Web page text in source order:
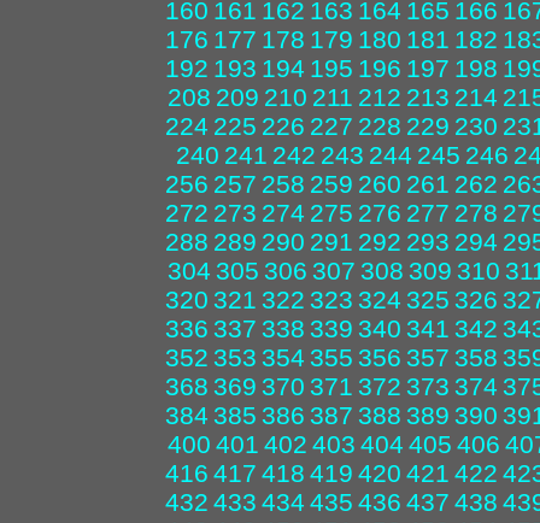
160 161 162 163 164 165 166
176 177 178 179 180 181 182
192 193 194 195 196 197 198
208 209 210 211 212 213 214
224 225 226 227 228 229 230
240 241 242 243 244 245 246
256 257 258 259 260 261 262
272 273 274 275 276 277 278
288 289 290 291 292 293 294
304 305 306 307 308 309 310
320 321 322 323 324 325 326
336 337 338 339 340 341 342
352 353 354 355 356 357 358
368 369 370 371 372 373 374
384 385 386 387 388 389 390
400 401 402 403 404 405 406
416 417 418 419 420 421 422
432 433 434 435 436 437 438